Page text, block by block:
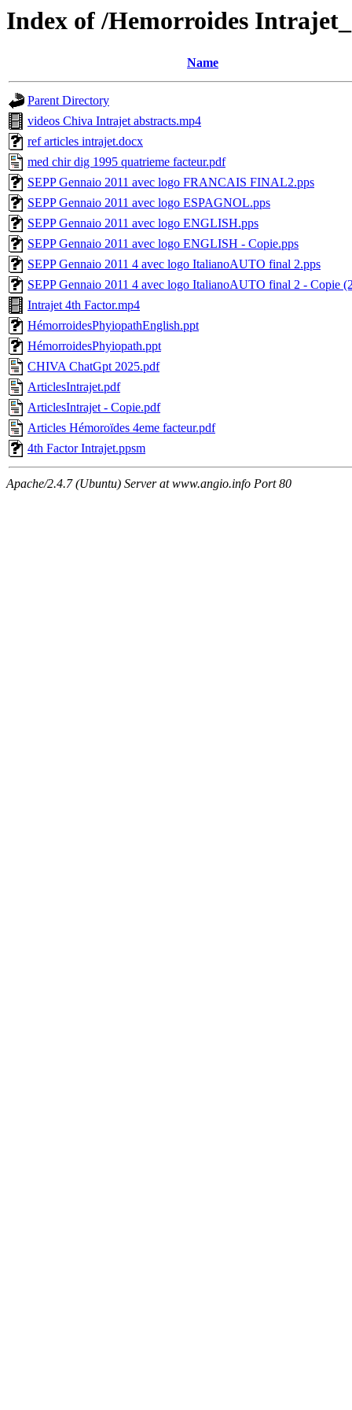
Index of /Hemorroides Intrajet_
Name
Parent Directory
videos Chiva Intrajet abstracts.mp4
ref articles intrajet.docx
med chir dig 1995 quatrieme facteur.pdf
SEPP Gennaio 2011 avec logo FRANCAIS FINAL2.pps
SEPP Gennaio 2011 avec logo ESPAGNOL.pps
SEPP Gennaio 2011 avec logo ENGLISH.pps
SEPP Gennaio 2011 avec logo ENGLISH - Copie.pps
SEPP Gennaio 2011 4 avec logo ItalianoAUTO final 2.pps
SEPP Gennaio 2011 4 avec logo ItalianoAUTO final 2 - Copie
Intrajet 4th Factor.mp4
HémorroidesPhyiopathEnglish.ppt
HémorroidesPhyiopath.ppt
CHIVA ChatGpt 2025.pdf
ArticlesIntrajet.pdf
ArticlesIntrajet - Copie.pdf
Articles Hémoroïdes 4eme facteur.pdf
4th Factor Intrajet.ppsm
Apache/2.4.7 (Ubuntu) Server at www.angio.info Port 80